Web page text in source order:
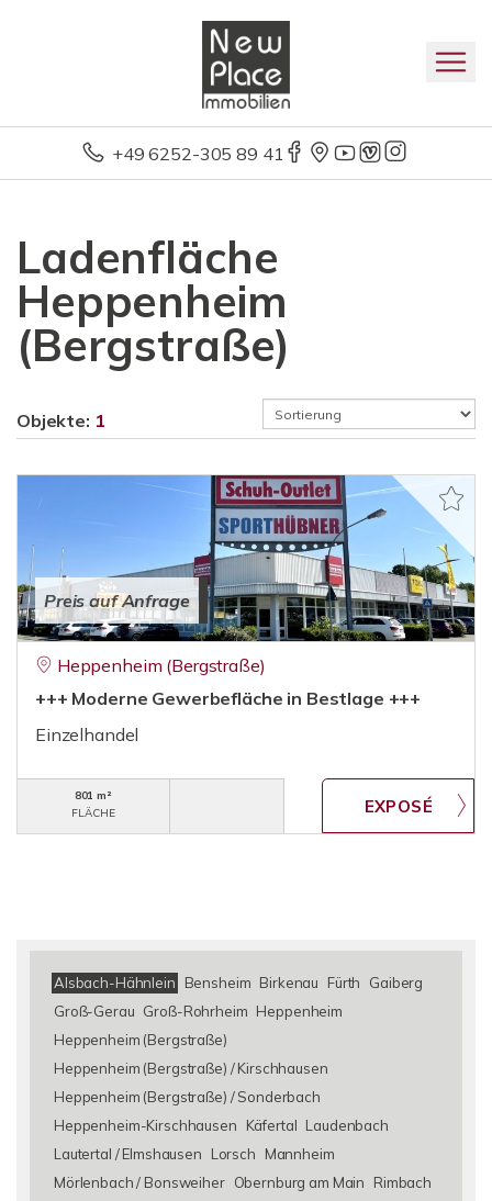
+49 6252-305 89 41
Ladenfläche
Heppenheim
(Bergstraße)
Objekte: 1
Preis auf Anfrage
Heppenheim (Bergstraße)
+++ Moderne Gewerbefläche in Bestlage +++
Einzelhandel
801 m²
FLÄCHE
Alsbach-Hähnlein Bensheim Birkenau Fürth
Gaiberg
Groß-Gerau Groß-Rohrheim Heppenheim
Heppenheim (Bergstraße)
Heppenheim (Bergstraße) / Kirschhausen
Heppenheim (Bergstraße) / Sonderbach
Heppenheim-Kirschhausen
Käfertal Laudenbach
Lautertal / Elmshausen
Lorsch
Mannheim
Mörlenbach / Bonsweiher Obernburg am Main
Rimbach